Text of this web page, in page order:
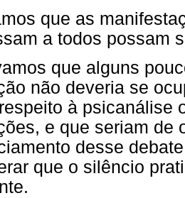
que as
a todos possam
que alguns
não deveria se
à psicanálise
e que seriam de
desse
que o silêncio